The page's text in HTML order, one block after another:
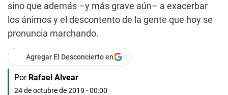
sino que además –y más grave aún– a exacerbar
los ánimos y el descontento de la gente que hoy se
pronuncia marchando.
Agregar El Desconcierto en
Por Rafael Alvear
24 de octubre de 2019 - 00:00